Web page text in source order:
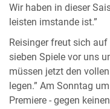
Wir haben in dieser
leisten imstande ist.”
Reisinger freut sich
sieben Spiele vor uns
müssen jetzt den
legen.” Am Sonntag
Premiere - gegen